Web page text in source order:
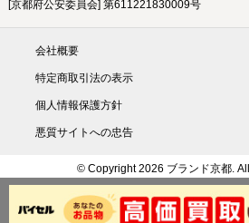
[京都府公安委員会] 第611221830009号
会社概要
特定商取引法の表示
個人情報保護方針
悪質サイトへの忠告
© Copyright 2026 ブランド京都.